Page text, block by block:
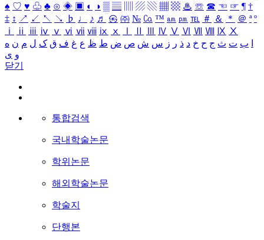
♠ ♡ ♥ ♧ ♣ ⊙ ◈ ▣ ◐ ◑ ▒ ▤ ▨ ▧ ▦ ▩ ♨ ☏ ☎ ☜ ☞ ¶ †
‡ ↕ ↗ ↙ ↖ ↘ ♭ ♩ ♪ ♬ ㉿ ㈜ № ㏇ ™ ㏂ ㏘ ℡ ＃ ＆ ＊ ＠ ª º
ⅰ
ⅱ ⅲ ⅳ ⅴ ⅵ ⅶ ⅷ ⅸ ⅹ Ⅳ Ⅴ Ⅵ Ⅶ Ⅷ Ⅸ Ⅹ
ب ت ث ج ح خ د ذ ر ز س ش ص ض ط ظ ع غ ف ق ک ل م ن ه
و ی
닫기
통합검색
국내학술논문
학위논문
해외학술논문
학술지
단행본